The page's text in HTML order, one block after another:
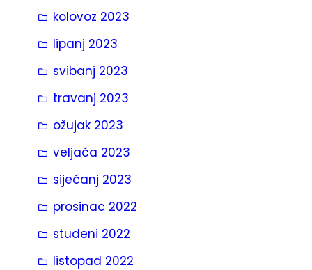
kolovoz 2023
lipanj 2023
svibanj 2023
travanj 2023
ožujak 2023
veljača 2023
siječanj 2023
prosinac 2022
studeni 2022
listopad 2022